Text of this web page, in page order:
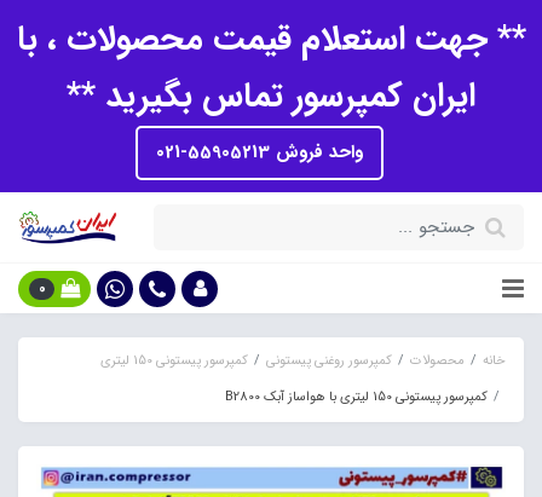
** جهت استعلام قیمت محصولات ، با
ایران کمپرسور تماس بگیرید **
واحد فروش 55905213-021
0
خانه محصولات کمپرسور روغنی پیستونی
کمپرسور پیستونی 150 لیتری
کمپرسور پیستونی 150 لیتری با هواساز آبک B2800